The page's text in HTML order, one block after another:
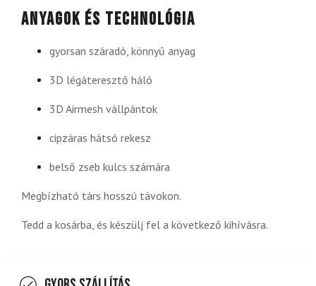
Anyagok és technológia
gyorsan száradó, könnyű anyag
3D légáteresztő háló
3D Airmesh vállpántok
cipzáras hátsó rekesz
belső zseb kulcs számára
Megbízható társ hosszú távokon.
Tedd a kosárba, és készülj fel a következő kihívásra.